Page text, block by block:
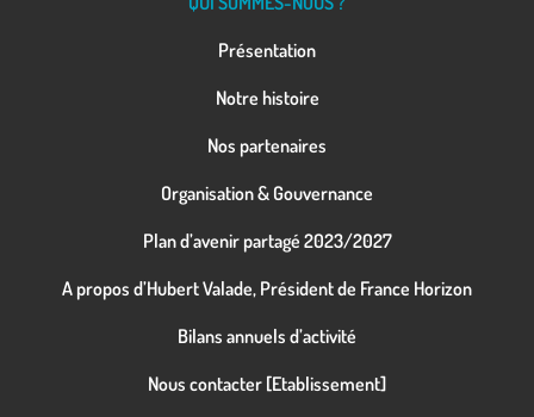
Présentation
Notre histoire
Nos partenaires
Organisation & Gouvernance
Plan d’avenir partagé 2023/2027
A propos d’Hubert Valade, Président de France Horizon
Bilans annuels d’activité
Nous contacter [Etablissement]